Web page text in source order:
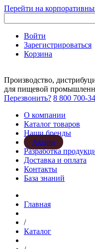
Перейти на
Войти
Зарегистрироваться
Корзина
Производство,
для пищевой
Перезвонить? 8 800 700-
О компании
Каталог товаров
Наши бренды
Акции
Разработка
Доставка и оплата
Контакты
База знаний
Главная
/
Каталог